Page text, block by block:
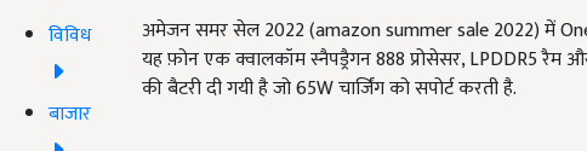
विविध
बाजार
अमेजन समर सेल 2022 (amazon summer sale 2022) में
यह फ़ोन एक क्वालकॉम स्नैपड्रैगन 888 प्रोसेसर, LPDDR5 रैम
की बैटरी दी गयी है जो 65W चार्जिंग को सपोर्ट करती है.